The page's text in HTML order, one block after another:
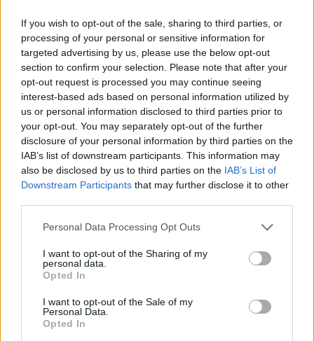
If you wish to opt-out of the sale, sharing to third parties, or
processing of your personal or sensitive information for
targeted advertising by us, please use the below opt-out
section to confirm your selection. Please note that after your
opt-out request is processed you may continue seeing
interest-based ads based on personal information utilized by
us or personal information disclosed to third parties prior to
your opt-out. You may separately opt-out of the further
disclosure of your personal information by third parties on the
IAB’s list of downstream participants. This information may
also be disclosed by us to third parties on the IAB’s List of
Downstream Participants that may further disclose it to other
Please note that this website/app uses one or more Google
not limited to your visit or usage behaviour. You may click to
grant or deny consent to Google and its third-party tags to
use your data for below specified purposes in below Google
consent section.
Personal Data Processing Opt Outs
I want to opt-out of the Sharing of my
personal data.
Opted In
I want to opt-out of the Sale of my
Personal Data.
Opted In
2025. 09. 15.|Kultúrpart
Hétvégén ért véget a 21. CineFest Miskolci Nemzetközi
Filmfesztivál, melyen Joachim Trier új alkotása, az Érzelmi
érték nyerte a fesztivál fődíját, a Pressburger-díjat.
tovább
ONE MORE LIKE: A magyar sportdráma, ami
meghódította Las Vegast is
2025. 09. 15.